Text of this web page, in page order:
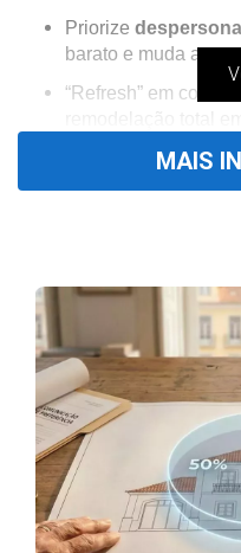
Priorize
barato e muda a
“Refresh” em
Exterior (entrada,
Índice
O que realmente
venda em Portugal?
Como decidir se
“como está”?
Quais são as 7
de vender?
Que melhorias
MAIS